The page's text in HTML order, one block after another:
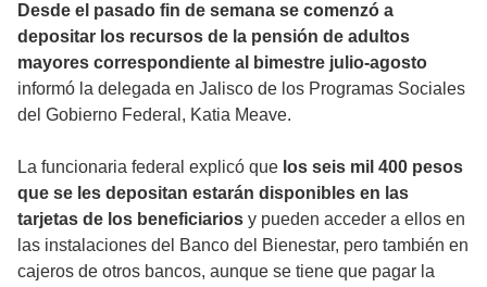
Desde el pasado fin de semana se comenzó a
depositar los recursos de la pensión de adultos
mayores correspondiente al bimestre julio-agosto
informó la delegada en Jalisco de los Programas Sociales
del Gobierno Federal, Katia Meave.
La funcionaria federal explicó que los seis mil 400 pesos
que se les depositan estarán disponibles en las
tarjetas de los beneficiarios y pueden acceder a ellos en
las instalaciones del Banco del Bienestar, pero también en
cajeros de otros bancos, aunque se tiene que pagar la